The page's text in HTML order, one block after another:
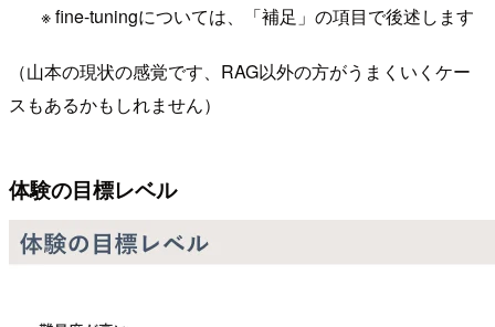
※ fine-tuningについては、「補足」の項目で後述します
（山本の現状の感覚です、RAG以外の方がうまくいくケー
スもあるかもしれません）
体験の目標レベル